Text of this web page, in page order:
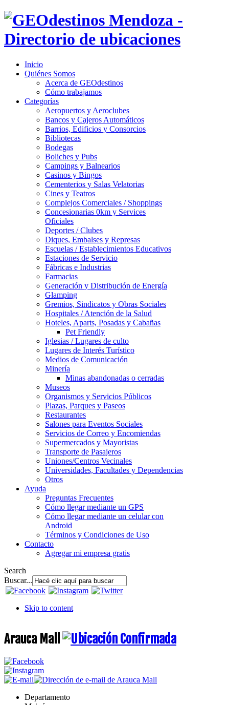
Inicio
Quiénes Somos
Acerca de GEOdestinos
Cómo trabajamos
Categorías
Aeropuertos y Aeroclubes
Bancos y Cajeros Automáticos
Barrios, Edificios y Consorcios
Bibliotecas
Bodegas
Boliches y Pubs
Campings y Balnearios
Casinos y Bingos
Cementerios y Salas Velatorias
Cines y Teatros
Complejos Comerciales / Shoppings
Concesionarias 0km y Services
Oficiales
Deportes / Clubes
Diques, Embalses y Represas
Escuelas / Establecimientos Educativos
Estaciones de Servicio
Fábricas e Industrias
Farmacias
Generación y Distribución de Energía
Glamping
Gremios, Sindicatos y Obras Sociales
Hospitales / Atención de la Salud
Hoteles, Aparts, Posadas y Cabañas
Pet Friendly
Iglesias / Lugares de culto
Lugares de Interés Turístico
Medios de Comunicación
Minería
Minas abandonadas o cerradas
Museos
Organismos y Servicios Públicos
Plazas, Parques y Paseos
Restaurantes
Salones para Eventos Sociales
Servicios de Correo y Encomiendas
Supermercados y Mayoristas
Transporte de Pasajeros
Uniones/Centros Vecinales
Universidades, Facultades y Dependencias
Otros
Ayuda
Preguntas Frecuentes
Cómo llegar mediante un GPS
Cómo llegar mediante un celular con
Android
Términos y Condiciones de Uso
Contacto
Agregar mi empresa gratis
Search
Buscar...
Skip to content
Arauca Mall
Departamento